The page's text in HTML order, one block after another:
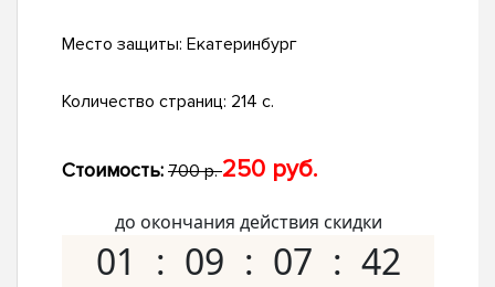
Место защиты: Екатеринбург
Количество страниц: 214 с.
Стоимость: 700 р.250 руб.
до окончания действия скидки
01 09 07 41